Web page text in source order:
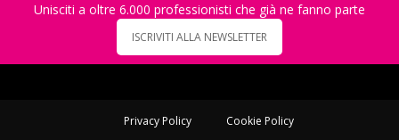
Unisciti a oltre 6.000 professionisti che già ne fanno parte
ISCRIVITI ALLA NEWSLETTER
Privacy Policy Cookie Policy